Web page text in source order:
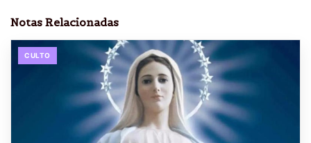
Notas Relacionadas
CULTO